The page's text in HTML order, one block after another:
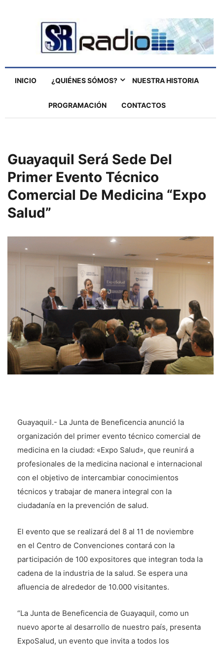
INICIO ¿QUIÉNES SÓMOS? NUESTRA HISTORIA
PROGRAMACIÓN CONTACTOS
Guayaquil Será Sede Del
Primer Evento Técnico
Comercial De Medicina “expo
Salud”
Guayaquil.- La Junta de Beneficencia anunció la
organización del primer evento técnico comercial de
medicina en la ciudad: «Expo Salud», que reunirá a
profesionales de la medicina nacional e internacional
con el objetivo de intercambiar conocimientos
técnicos y trabajar de manera integral con la
ciudadanía en la prevención de salud.
El evento que se realizará del 8 al 11 de noviembre
en el Centro de Convenciones contará con la
participación de 100 expositores que integran toda la
cadena de la industria de la salud. Se espera una
afluencia de alrededor de 10.000 visitantes.
“La Junta de Beneficencia de Guayaquil, como un
nuevo aporte al desarrollo de nuestro país, presenta
ExpoSalud, un evento que invita a todos los